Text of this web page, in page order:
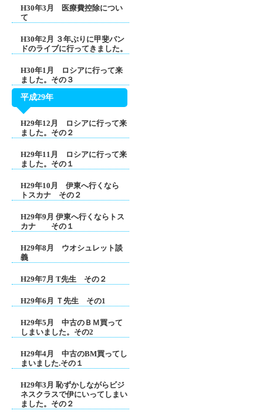
H30年3月 医療費控除につい
て
H30年2月 ３年ぶりに甲斐バン
ドのライブに行ってきました。
H30年1月 ロシアに行って来
ました。その３
平成29年
H29年12月 ロシアに行って来
ました。その２
H29年11月 ロシアに行って来
ました。その１
H29年10月 伊東へ行くなら
トスカナ その２
H29年9月 伊東へ行くならトス
カナ その１
H29年8月 ウオシュレット談
義
H29年7月 T先生 その２
H29年6月 Ｔ先生 その1
H29年5月 中古のＢＭ買って
しまいました。その2
H29年4月 中古のBM買ってし
まいました.その１
H29年3月 恥ずかしながらビジ
ネスクラスで伊にいってしまい
ました。その２